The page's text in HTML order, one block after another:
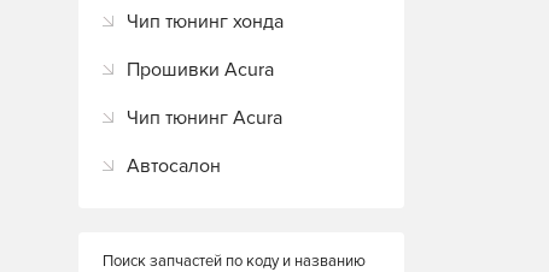
Чип тюнинг хонда
Прошивки Acura
Чип тюнинг Acura
Автосалон
Поиск запчастей по коду и названию